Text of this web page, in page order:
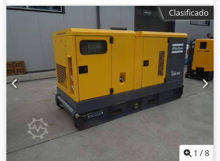
Dimensiones de la caja de carga: 200 x 70 x 60 cm Marcado
CE: sí Mantenimiento, historial y estado Número de
propietarios: 1 Estado técnico: muy bueno Estado óptico:
muy bueno Información adicional Apto para las siguientes
máquinas: 17-29 toneladas Condiciones de entrega: EXW
Presión de trabajo: 160-180 bar Dcsdpfxevpq Ths Adkok
Caudal hidráulico requerido: 155 l/min Frecuencia de
impacto: 330-680 Última inspección: 02-01-2025 País de
fabricación: DE Información adicional Póngase en contacto
con Ö. Inalkac para obtener más información.
Clasificado
1 /8